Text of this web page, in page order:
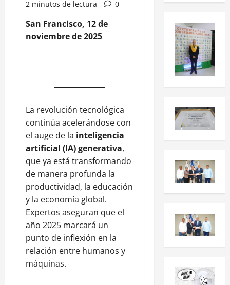
2 minutos de lectura
0
San Francisco, 12 de
noviembre de 2025
La revolución tecnológica
continúa acelerándose con
el auge de la inteligencia
artificial (IA) generativa,
que ya está transformando
de manera profunda la
productividad, la educación
y la economía global.
Expertos aseguran que el
año 2025 marcará un
punto de inflexión en la
relación entre humanos y
máquinas.